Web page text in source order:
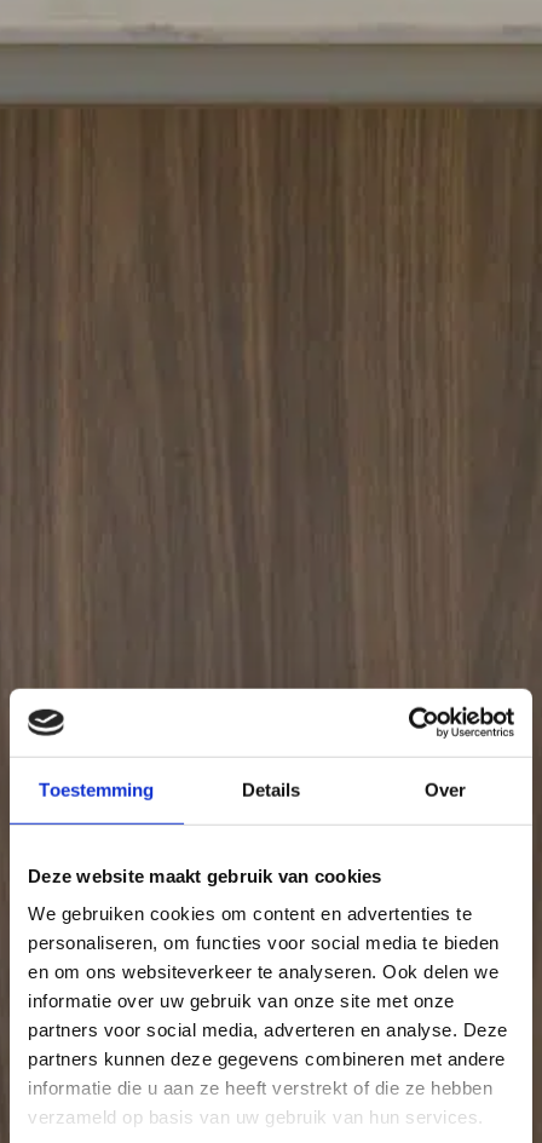
Toestemming Details Over
Deze website maakt gebruik van cookies
We gebruiken cookies om content en advertenties te
personaliseren, om functies voor social media te bieden
en om ons websiteverkeer te analyseren. Ook delen we
informatie over uw gebruik van onze site met onze
partners voor social media, adverteren en analyse. Deze
partners kunnen deze gegevens combineren met andere
informatie die u aan ze heeft verstrekt of die ze hebben
verzameld op basis van uw gebruik van hun services.